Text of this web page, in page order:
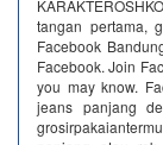
tangan pertama,
Facebook
Facebook. Join
you may know.
jeans panjang